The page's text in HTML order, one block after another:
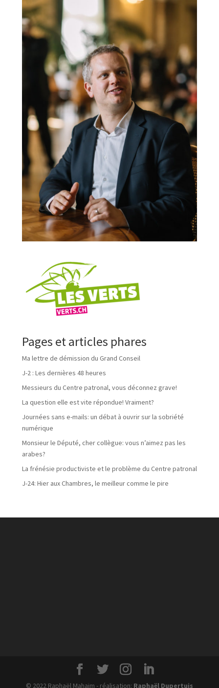
Pages et articles phares
Ma lettre de démission du Grand Conseil
J-2 : Les dernières 48 heures
Messieurs du Centre patronal, vous déconnez grave!
La question elle est vite répondue! Vraiment?
Journées sans e-mails: un débat à ouvrir sur la sobriété
numérique
Monsieur le Député, cher collègue: vous n’aimez pas les
arabes?
La frénésie productiviste et le problème du Centre patronal
J-24: Hier aux Chambres, le meilleur comme le pire
© 2022 Raphaël Mahaim - réalisation: Raphaël Dupertuis